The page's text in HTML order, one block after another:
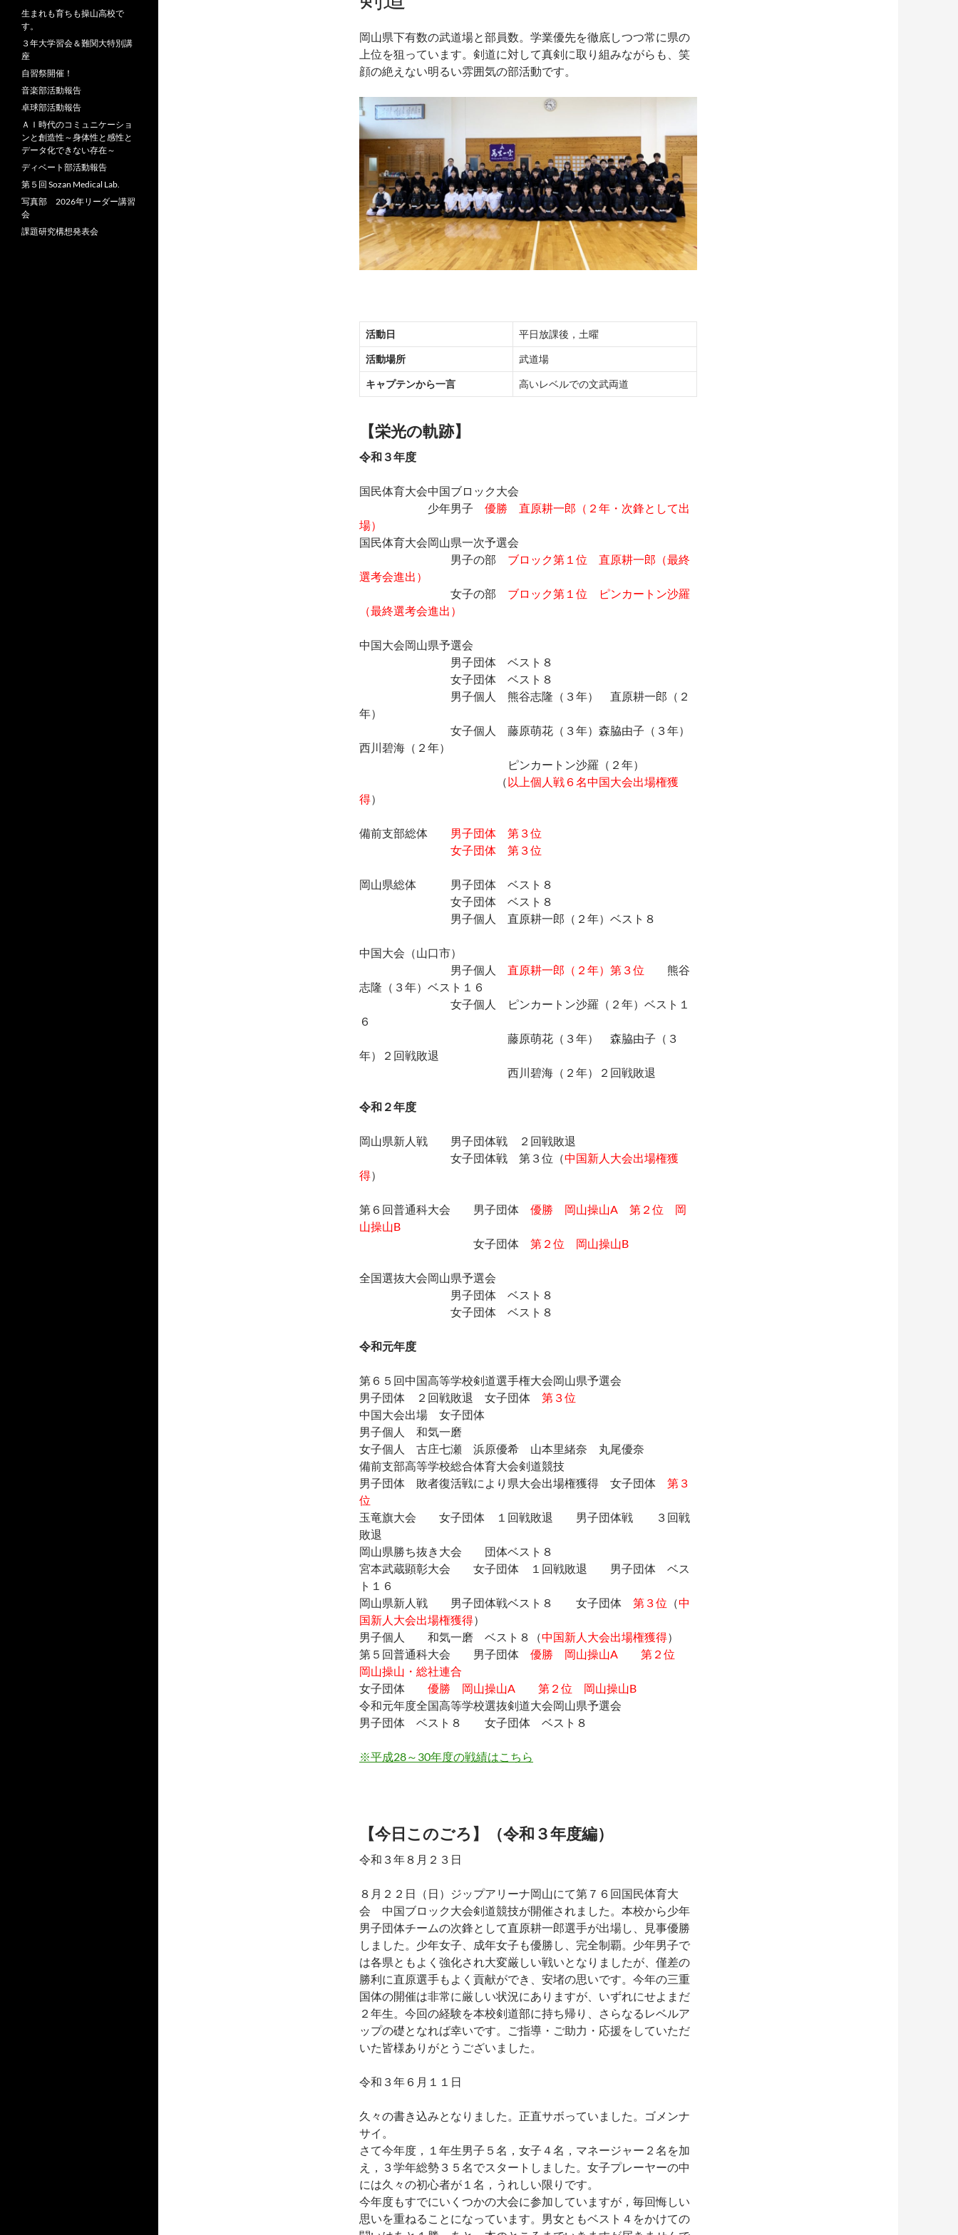
岡山県下有数の武道場と部員数。学業優先を徹底しつつ常に県の
上位を狙っています。剣道に対して真剣に取り組みながらも、笑
顔の絶えない明るい雰囲気の部活動です。
活動日 平日放課後，土曜
活動場所 武道場
キャプテンから一言 高いレベルでの文武両道
【栄光の軌跡】
令和３年度
国民体育大会中国ブロック大会
少年男子 優勝 直原耕一郎（２年・次鋒として出
場）
国民体育大会岡山県一次予選会
男子の部 ブロック第１位 直原耕一郎（最終
選考会進出）
女子の部 ブロック第１位 ピンカートン沙羅
（最終選考会進出）
中国大会岡山県予選会
男子団体 ベスト８
女子団体 ベスト８
男子個人 熊谷志隆（３年） 直原耕一郎（２
年）
女子個人 藤原萌花（３年）森脇由子（３年）
西川碧海（２年）
ピンカートン沙羅（２年）
（以上個人戦６名中国大会出場権獲
得）
備前支部総体 男子団体 第３位
女子団体 第３位
岡山県総体 男子団体 ベスト８
女子団体 ベスト８
男子個人 直原耕一郎（２年）ベスト８
中国大会（山口市）
男子個人 直原耕一郎（２年）第３位 熊谷
志隆（３年）ベスト１６
女子個人 ピンカートン沙羅（２年）ベスト１
６
藤原萌花（３年） 森脇由子（３
年）２回戦敗退
西川碧海（２年）２回戦敗退
令和２年度
岡山県新人戦 男子団体戦 ２回戦敗退
女子団体戦 第３位（中国新人大会出場権獲
得）
第６回普通科大会 男子団体 優勝 岡山操山A 第２位 岡
山操山B
女子団体 第２位 岡山操山B
全国選抜大会岡山県予選会
男子団体 ベスト８
女子団体 ベスト８
令和元年度
第６５回中国高等学校剣道選手権大会岡山県予選会
男子団体 ２回戦敗退 女子団体 第３位
中国大会出場 女子団体
男子個人 和気一磨
女子個人 古庄七瀬 浜原優希 山本里緒奈 丸尾優奈
備前支部高等学校総合体育大会剣道競技
男子団体 敗者復活戦により県大会出場権獲得 女子団体 第３
位
玉竜旗大会 女子団体 １回戦敗退 男子団体戦 ３回戦
敗退
岡山県勝ち抜き大会 団体ベスト８
宮本武蔵顕彰大会 女子団体 １回戦敗退 男子団体 ベス
ト１６
岡山県新人戦 男子団体戦ベスト８ 女子団体 第３位 （中
国新人大会出場権獲得）
男子個人 和気一磨 ベスト８（中国新人大会出場権獲得）
第５回普通科大会 男子団体 優勝 岡山操山A 第２位
岡山操山・総社連合
女子団体 優勝 岡山操山A 第２位 岡山操山B
令和元年度全国高等学校選抜剣道大会岡山県予選会
男子団体 ベスト８ 女子団体 ベスト８
※平成28～30年度の戦績はこちら
【今日このごろ】（令和３年度編）
令和３年８月２３日
８月２２日（日）ジップアリーナ岡山にて第７６回国民体育大
会 中国ブロック大会剣道競技が開催されました。 本校から少年
男子団体チームの次鋒として直原耕一郎選手が出場し
、見事優勝
しました。少年女子、成年女子も優勝し、完全制覇。 少年男子で
は各県ともよく強化され大変厳しい戦いとなりましたが 、僅差の
勝利に直原選手もよく貢献ができ、安堵の思いです。 今年の三重
国体の開催は非常に厳しい状況にありますが、 いずれにせよまだ
２年生。今回の経験を本校剣道部に持ち帰り、
さらなるレベルア
ップの礎となれば幸いです。ご指導・ご助力・ 応援をしていただ
いた皆様ありがとうございました。
令和３年６月１１日
久々の書き込みとなりました。正直サボっていました。ゴメンナ
サイ。
さて今年度，１年生男子５名，女子４名，マネージャー２名を加
え，３学年総勢３５名でスタートしました。女子プレーヤーの中
には久々の初心者が１名，うれしい限りです。
今年度もすでにいくつかの大会に参加していますが，毎回悔しい
思いを重ねることになっています。男女ともベスト４をかけての
生まれも育ちも操山高校で
す。
３年大学習会＆難関大特別講
座
自習祭開催！
音楽部活動報告
卓球部活動報告
ＡＩ時代のコミュニケーショ
ンと創造性～身体性と感性と
データ化できない存在～
ディベート部活動報告
第５回 Sozan Medical Lab.
写真部 2026年リーダー講習
会
課題研究構想発表会